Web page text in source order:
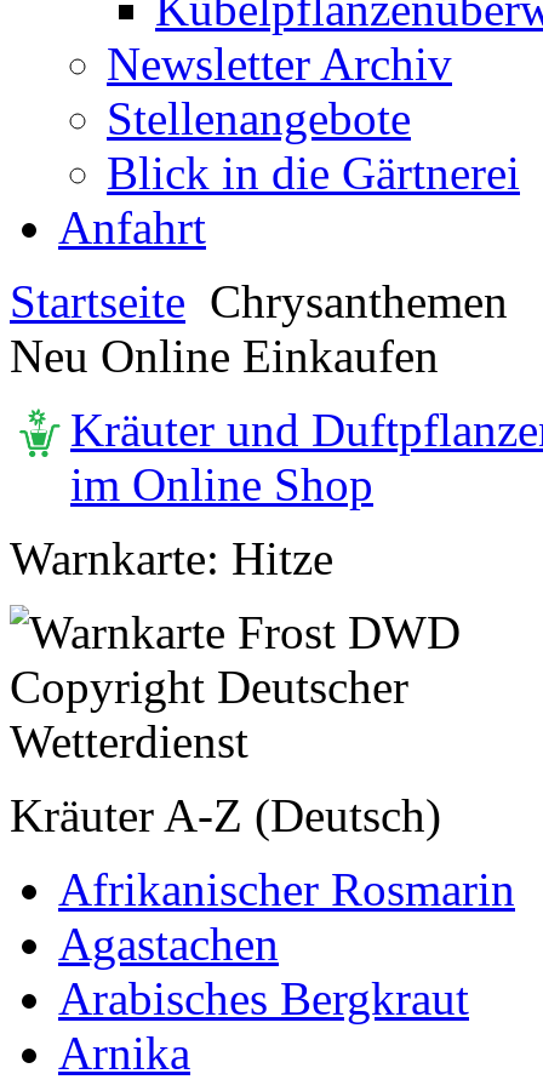
Newsletter Archiv
Stellenangebote
Blick in die Gärtnerei
Anfahrt
Startseite Chrysanthemen
Neu Online Einkaufen
Kräuter und
im Online Shop
Warnkarte: Hitze
Kräuter A-Z (Deutsch)
Afrikanischer Rosmarin
Agastachen
Arabisches Bergkraut
Arnika